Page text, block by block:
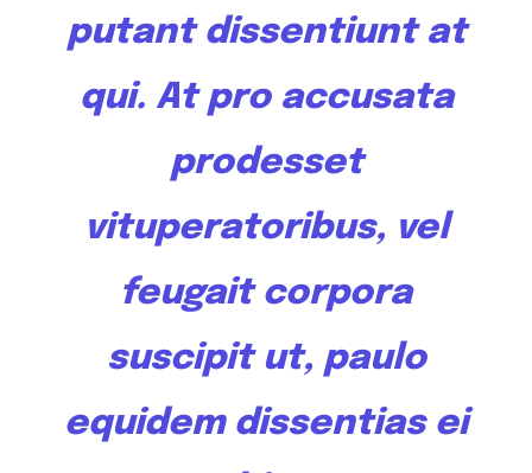
putant dissentiuntat
qui. At pro accusata
prodesset
vituperatoribus, vel
feugait corpora
suscipit ut, paulo
equidem dissentias ei